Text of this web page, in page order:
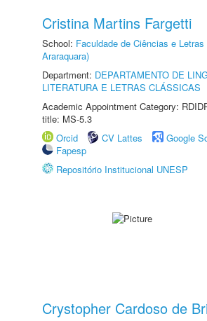
Cristina Martins Fargetti
School: Faculdade de Ciências e
Araraquara)
Department: DEPARTAMENTO DE
LITERATURA E LETRAS CLÁSSICAS
Academic Appointment Category:
title: MS-5.3
Orcid
CV Lattes
Google
Fapesp
Repositório Institucional UNESP
Crystopher Cardoso de